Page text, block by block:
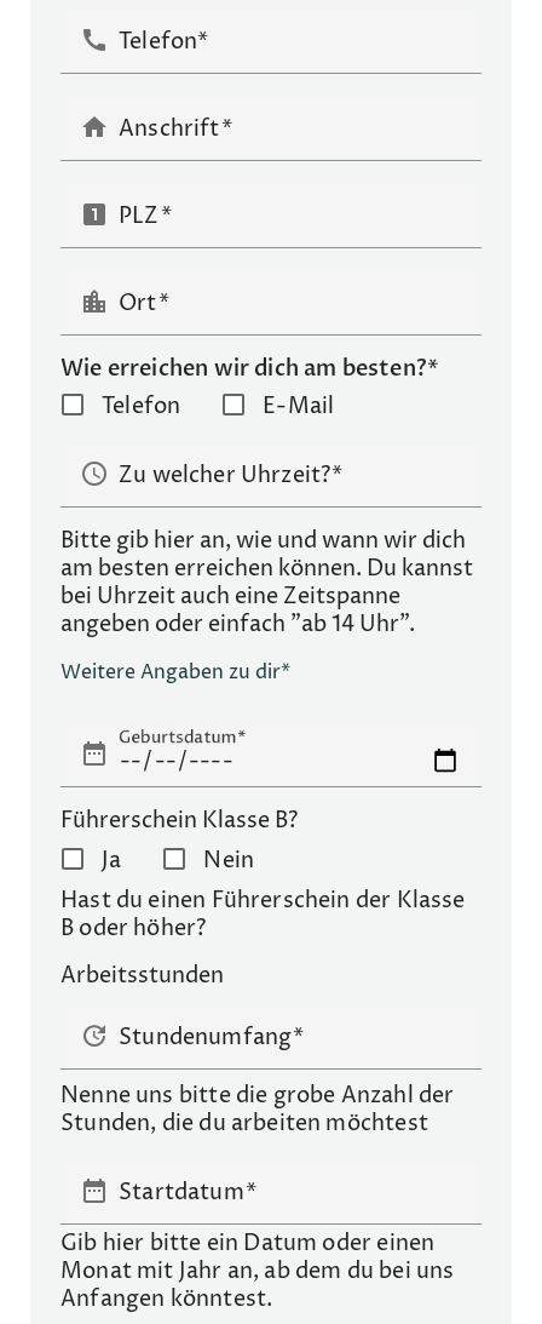
call Telefon*
home Anschrift
looks_one PLZ
location_city Ort
Wie erreichen wir dich am besten?*
Telefon
E-Mail
schedule Zu welcher Uhrzeit?
Bitte gib hier an, wie und wann wir dich
am besten erreichen können. Du kannst
bei Uhrzeit auch eine Zeitspanne
angeben oder einfach "ab 14 Uhr".
Weitere Angaben zu dir*
date_range
Geburtsdatum
Führerschein Klasse B?
Ja
Nein
Hast du einen Führerschein der Klasse
B oder höher?
Arbeitsstunden
update Stundenumfang
Nenne uns bitte die grobe Anzahl der
Stunden, die du arbeiten möchtest
date_range Startdatum
Gib hier bitte ein Datum oder einen
Monat mit Jahr an, ab dem du bei uns
Anfangen könntest.